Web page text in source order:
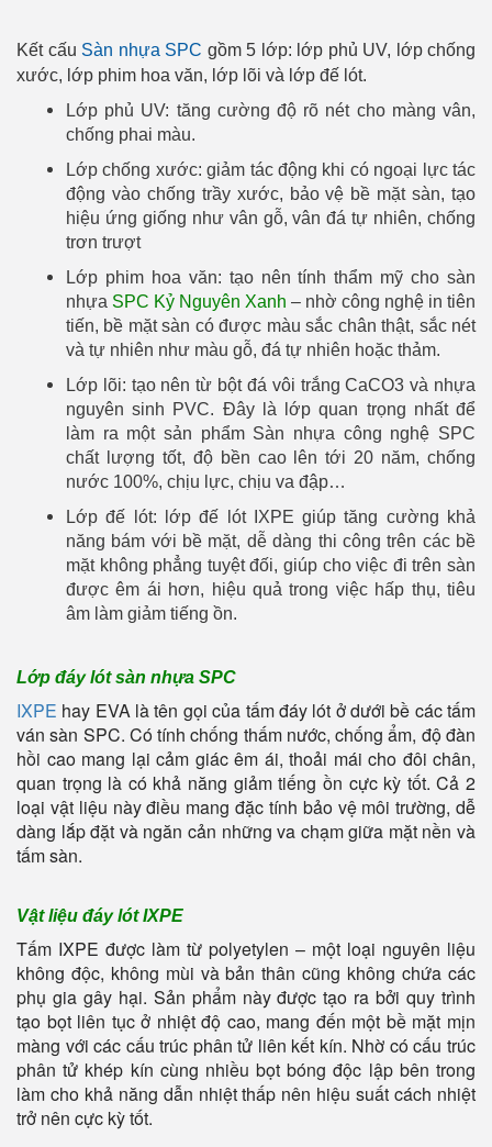
Kết cấu Sàn nhựa SPC gồm 5 lớp: lớp phủ UV, lớp chống
xước, lớp phim hoa văn, lớp lõi và lớp đế lót.
Lớp phủ UV: tăng cường độ rõ nét cho màng vân,
chống phai màu.
Lớp chống xước: giảm tác động khi có ngoại lực tác
động vào chống trầy xước, bảo vệ bề mặt sàn, tạo
hiệu ứng giống như vân gỗ, vân đá tự nhiên, chống
trơn trượt
Lớp phim hoa văn: tạo nên tính thẩm mỹ cho sàn
nhựa SPC Kỷ Nguyên Xanh – nhờ công nghệ in tiên
tiến, bề mặt sàn có được màu sắc chân thật, sắc nét
và tự nhiên như màu gỗ, đá tự nhiên hoặc thảm.
Lớp lõi: tạo nên từ bột đá vôi trắng CaCO3 và nhựa
nguyên sinh PVC. Đây là lớp quan trọng nhất để
làm ra một sản phẩm Sàn nhựa công nghệ SPC
chất lượng tốt, độ bền cao lên tới 20 năm, chống
nước 100%, chịu lực, chịu va đập…
Lớp đế lót: lớp đế lót IXPE giúp tăng cường khả
năng bám với bề mặt, dễ dàng thi công trên các bề
mặt không phẳng tuyệt đối, giúp cho việc đi trên sàn
được êm ái hơn, hiệu quả trong việc hấp thụ, tiêu
âm làm giảm tiếng ồn.
Lớp đáy lót sàn nhựa SPC
IXPE hay EVA là tên gọi của tấm đáy lót ở dưới bề các tấm
ván sàn SPC. Có tính chống thấm nước, chống ẩm, độ đàn
hồi cao mang lại cảm giác êm ái, thoải mái cho đôi chân,
quan trọng là có khả năng giảm tiếng ồn cực kỳ tốt. Cả 2
loại vật liệu này điều mang đặc tính bảo vệ môi trường, dễ
dàng lắp đặt và ngăn cản những va chạm giữa mặt nền và
tấm sàn.
Vật liệu đáy lót IXPE
Tấm IXPE được làm từ polyetylen – một loại nguyên liệu
không độc, không mùi và bản thân cũng không chứa các
phụ gia gây hại. Sản phẩm này được tạo ra bởi quy trình
tạo bọt liên tục ở nhiệt độ cao, mang đến một bề mặt mịn
màng với các cấu trúc phân tử liên kết kín. Nhờ có cấu trúc
phân tử khép kín cùng nhiều bọt bóng độc lập bên trong
làm cho khả năng dẫn nhiệt thấp nên hiệu suất cách nhiệt
trở nên cực kỳ tốt.